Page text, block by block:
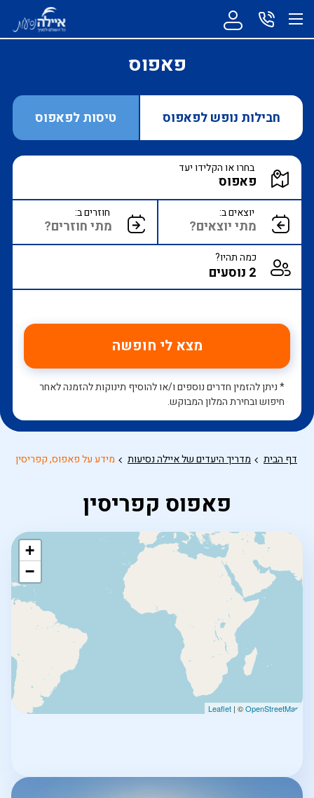
חבילות נופש לפאפוס טיסות לפאפוס
פאפוס
בחרו או הקלידו יעדהקלד יעד או עבור לכפתור הבא לבחירת יעדהצג רשימת יעדים לבחירה
יוצאים ב: חוזרים ב:
כמה תהיו?
מצא לי חופשה
* ניתן להזמין חדרים נוספים ו/או להוסיף תינוקות להזמנה לאחר
חיפוש ובחירת המלון המבוקש.
דף הבית מדריך היעדים של איילה נסיעות מידע על פאפוס, קפריסין
פאפוס קפריסין
+
−
Leaflet | ©OpenStreetMap